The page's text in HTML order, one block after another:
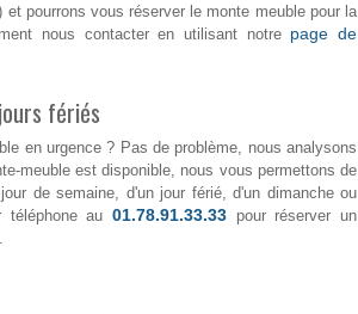
pourrons vous réserver le monte meuble pour la
nous contacter en utilisant notre page de
fériés
en urgence ? Pas de problème, nous analysons
meuble est disponible, nous vous permettons de
de semaine, d'un jour férié, d'un dimanche ou
téléphone au01.78.91.33.33 pour réserver un